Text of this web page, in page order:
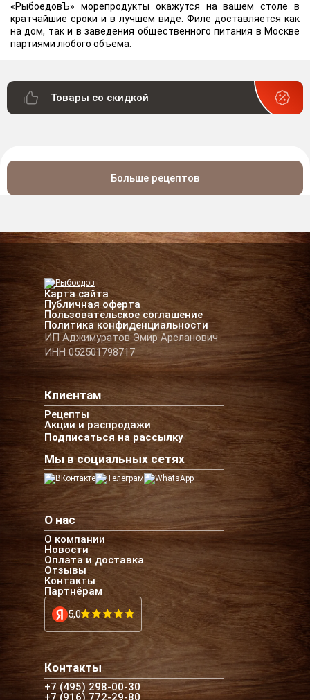
«РыбоедовЪ» морепродукты окажутся на вашем столе в
кратчайшие сроки и в лучшем виде. Филе доставляется как
на дом, так и в заведения общественного питания в Москве
партиями любого объема.
Товары со скидкой
Больше рецептов
Карта сайта
Публичная оферта
Пользовательское соглашение
Политика конфиденциальности
ИП Аджимуратов Эмир Арсланович
ИНН 052501798717
Клиентам
Рецепты
Акции и распродажи
Подписаться на рассылку
Мы в социальных сетях
О нас
О компании
Новости
Оплата и доставка
Отзывы
Контакты
Партнёрам
5,0
Контакты
+7 (495) 298-00-30
+7 (916) 772-29-80